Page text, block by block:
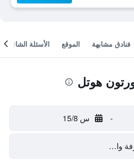
فنادق مشابهة الموقع الأسئلة الشائعة
هوتل
- س 15/8